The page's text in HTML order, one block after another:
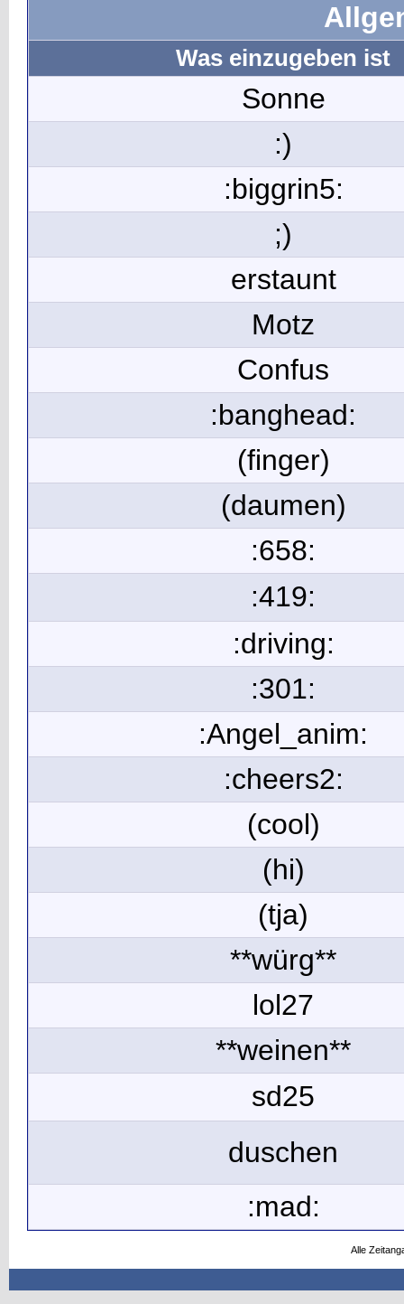
Was einzugeben ist
Sonne
:)
:biggrin5:
;)
erstaunt
Motz
Confus
:banghead:
(finger)
(daumen)
:658:
:419:
:driving:
:301:
:Angel_anim:
:cheers2:
(cool)
(hi)
(tja)
**würg**
lol27
**weinen**
sd25
duschen
:mad:
Alle